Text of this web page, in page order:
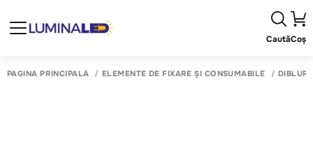
CautăCoș
PAGINA PRINCIPALĂ ELEMENTE DE FIXARE ȘI CONSUMABILE